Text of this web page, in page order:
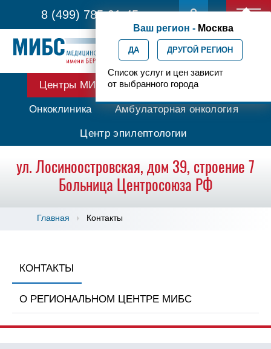
8 (499) 785-91-45
Ваш регион - Москва
ДА ДРУГОЙ РЕГИОН
Список услуг и цен зависит
от выбранного города
Центры МИБС Протонная терапия
Онкоклиника Амбулаторная онкология
Центр эпилептологии
ул. Лосиноостровская, дом 39, строение 7
Больница Центросоюза РФ
Главная Контакты
КОНТАКТЫ
О РЕГИОНАЛЬНОМ ЦЕНТРЕ МИБС